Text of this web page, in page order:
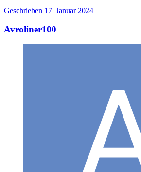
Geschrieben 17. Januar 2024
Avroliner100